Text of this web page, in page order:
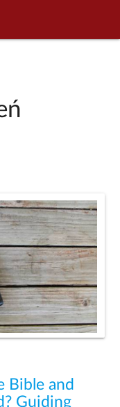
Bible and
Guiding